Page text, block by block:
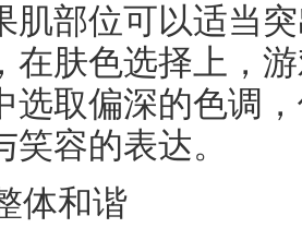
肌部位可以适当
在肤色选择上，
选取偏深的色调
容的表达。
体和谐